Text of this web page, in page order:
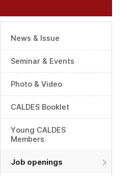
News & Issue
Seminar & Events
Photo & Video
CALDES Booklet
Young CALDES
Members
Job openings